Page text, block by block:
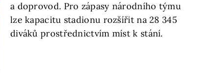
a doprovod. Pro zápasy národního týmu
lze kapacitu stadionu rozšířit na 28 345
diváků prostřednictvím míst k stání.